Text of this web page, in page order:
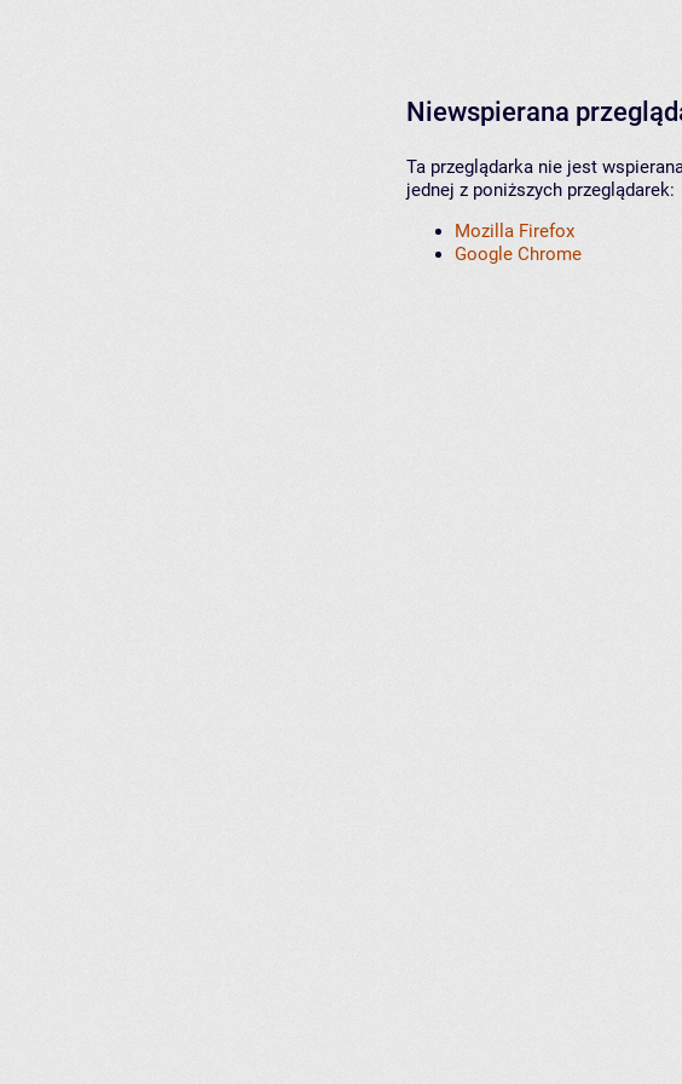
Niewspierana
Ta przeglądarka nie jest
jednej z poniższych przeglądarek:
Mozilla Firefox
Google Chrome